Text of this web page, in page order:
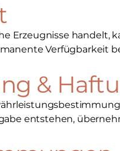
Erzeugnisse
Verfügbarkeit
&
entstehen,